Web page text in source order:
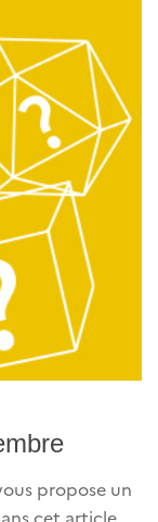
propose un
cet article